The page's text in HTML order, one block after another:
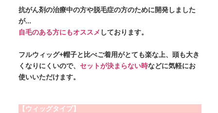
抗がん剤の治療中の方や脱毛症の方のために開発しました
が...
自毛のある方にもオススメ しております。
フルウィッグ+帽子と比べご着用がとても楽な上、頭も大き
くなりにくいので、 セットが決まらない時などに気軽にお
使いいただけます。
【ウィッグタイプ】